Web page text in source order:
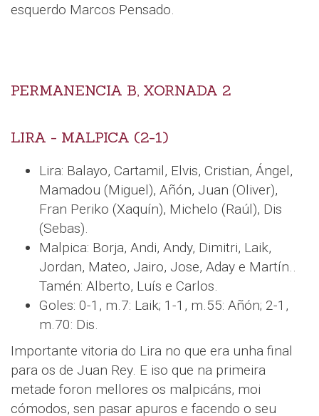
esquerdo Marcos Pensado.
PERMANENCIA B, XORNADA 2
LIRA - MALPICA (2-1)
Lira: Balayo, Cartamil, Elvis, Cristian, Ángel,
Mamadou (Miguel), Añón, Juan (Oliver),
Fran Periko (Xaquín), Michelo (Raúl), Dis
(Sebas).
Malpica: Borja, Andi, Andy, Dimitri, Laik,
Jordan, Mateo, Jairo, Jose, Aday e Martín..
Tamén: Alberto, Luís e Carlos.
Goles: 0-1, m.7: Laik; 1-1, m.55: Añón; 2-1,
m.70: Dis.
Importante vitoria do Lira no que era unha final
para os de Juan Rey. E iso que na primeira
metade foron mellores os malpicáns, moi
cómodos, sen pasar apuros e facendo o seu